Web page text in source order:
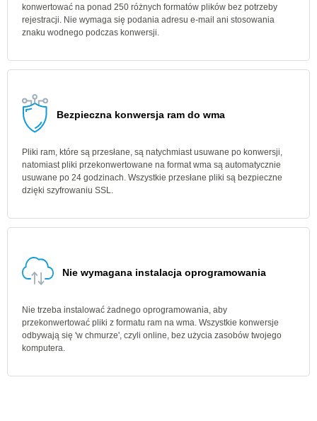
konwertować na ponad 250 różnych formatów plików bez potrzeby
rejestracji. Nie wymaga się podania adresu e-mail ani stosowania
znaku wodnego podczas konwersji.
Bezpieczna konwersja ram do wma
Pliki ram, które są przesłane, są natychmiast usuwane po konwersji,
natomiast pliki przekonwertowane na format wma są automatycznie
usuwane po 24 godzinach. Wszystkie przesłane pliki są bezpieczne
dzięki szyfrowaniu SSL.
Nie wymagana instalacja oprogramowania
Nie trzeba instalować żadnego oprogramowania, aby
przekonwertować pliki z formatu ram na wma. Wszystkie konwersje
odbywają się 'w chmurze', czyli online, bez użycia zasobów twojego
komputera.